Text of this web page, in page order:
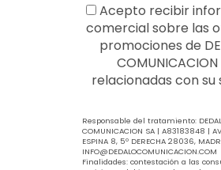
Acepto recibir
comercial sobre las
promociones de
COMUNICACION
relacionadas con su
Responsable del tratamiento:
COMUNICACION SA | A83183848 |
ESPINA 8, 5º DERECHA 28036,
INFO@DEDALOCOMUNICACION.COM
Finalidades: contestación a las